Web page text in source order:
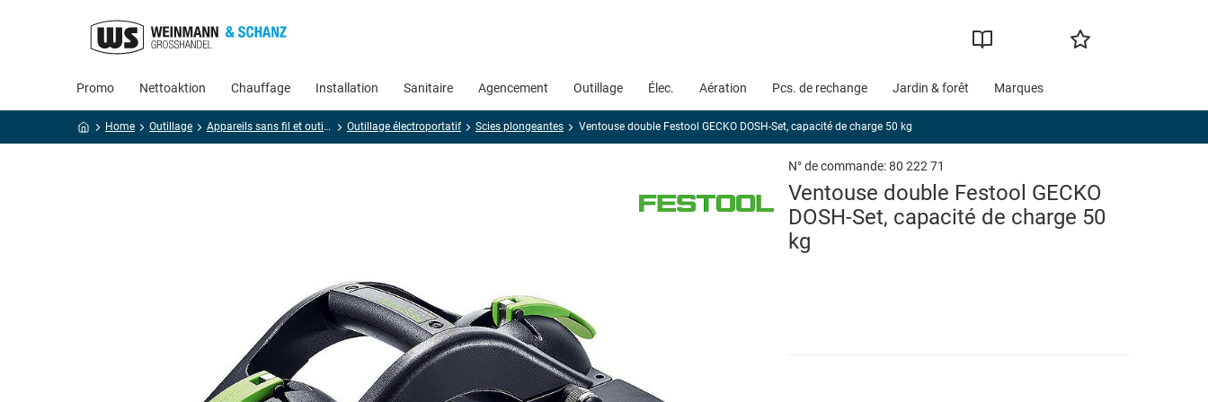
Promo Nettoaktion Chauffage Installation Sanitaire Agencement Outillage Élec. Aération Pcs. de rechange Jardin & forêt Marques
Home Outillage Appareils sans fil et outillage électroportatif Outillage électroportatif Scies plongeantes Ventouse double Festool GECKO DOSH-Set, capacité de charge 50 kg
N° de commande:80 222 71
Ventouse double Festool GECKO
DOSH-Set, capacité de charge 50
kg